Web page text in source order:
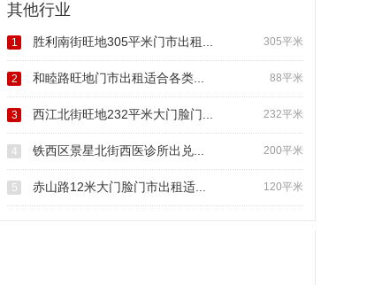
其他行业
305平米
1 胜利南街旺地305平米门市出租...
88平米
2 和睦路旺地门市出租适合各类...
232平米
3 西江北街旺地232平米大门脸门...
200平米
4 铁西区景星北街西医诊所出兑...
120平米
5 赤山路12米大门脸门市出租适...